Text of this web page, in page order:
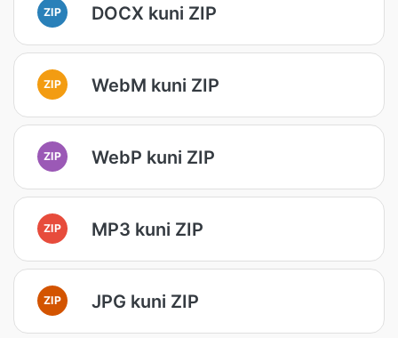
ZIP DOCX kuni ZIP
ZIP WebM kuni ZIP
ZIP WebP kuni ZIP
ZIP MP3 kuni ZIP
ZIP JPG kuni ZIP